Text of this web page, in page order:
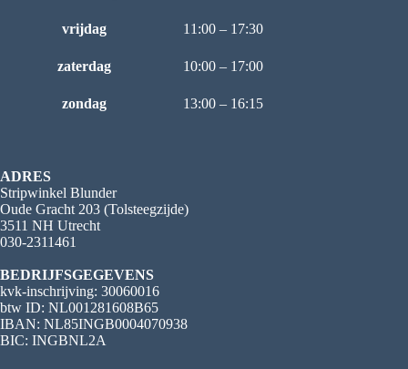
vrijdag 11:00 – 17:30
zaterdag 10:00 – 17:00
zondag 13:00 – 16:15
ADRES
Stripwinkel Blunder
Oude Gracht 203 (Tolsteegzijde)
3511 NH Utrecht
030-2311461
BEDRIJFSGEGEVENS
kvk-inschrijving: 30060016
btw ID: NL001281608B65
IBAN: NL85INGB0004070938
BIC: INGBNL2A